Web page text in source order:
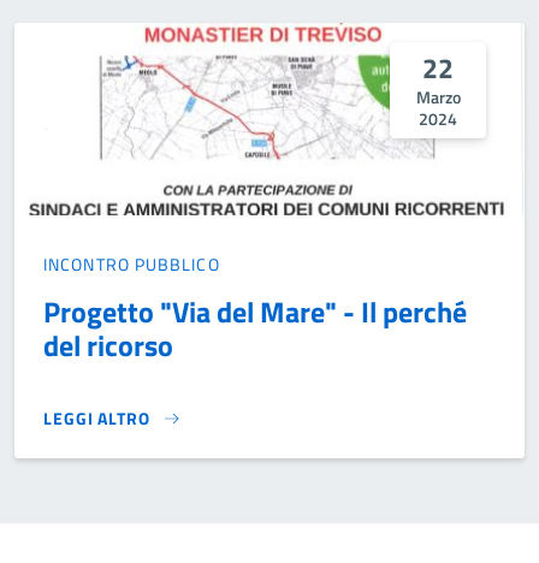
22
Marzo
2024
INCONTRO PUBBLICO
Progetto "Via del Mare" - Il perché
del ricorso
LEGGI ALTRO
PROGETTO "VIA DEL MARE" - IL PERCHÉ DEL RICORSO}